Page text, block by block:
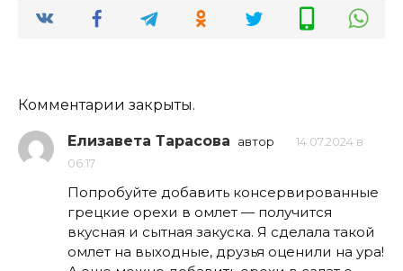
Комментарии закрыты.
Елизавета Тарасова автор
14.07.2024 в
06:17
Попробуйте добавить консервированные
грецкие орехи в омлет — получится
вкусная и сытная закуска. Я сделала такой
омлет на выходные, друзья оценили на ура!